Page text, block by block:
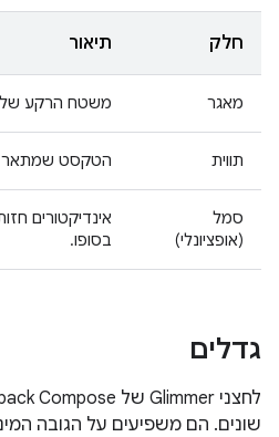
חלק תיאור
מאגר משטח הרקע של
תווית הטקסט שמתאר
סמל
(אופציונלי)
אינדיקטורים
בסופו.
גדלים
שונים. הם משפיעים על הגובה